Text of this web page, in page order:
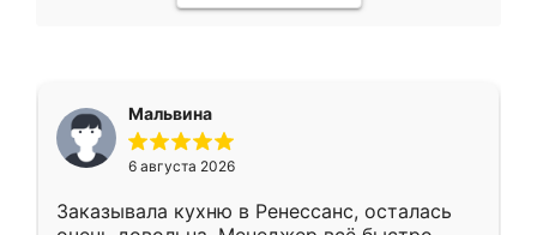
Мальвина
6 августа 2026
Заказывала кухню в Ренессанс, осталась